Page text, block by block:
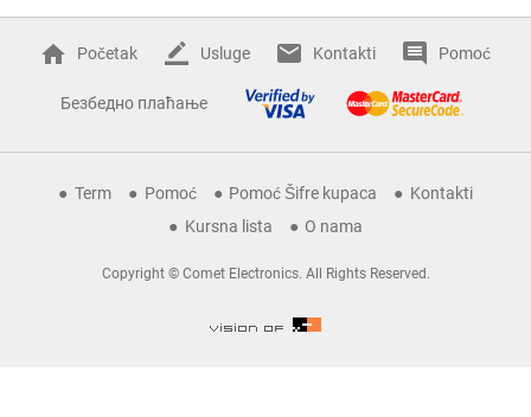
Početak Usluge Kontakti Pomoć
Безбедно плаћање
Term Pomoć Pomoć Šifre kupaca
Kontakti
Kursna lista
O nama
Copyright © Comet Electronics. All Rights Reserved.